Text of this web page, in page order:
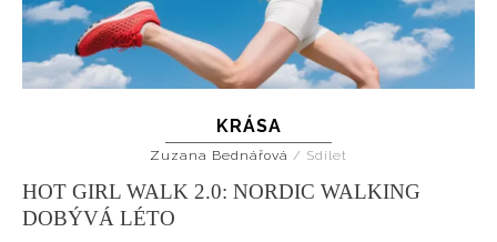
KRÁSA
Zuzana Bednářová / Sdílet
HOT GIRL WALK 2.0: NORDIC WALKING
DOBÝVÁ LÉTO